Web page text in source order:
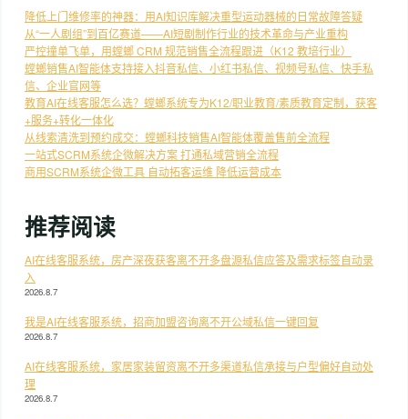
降低上门维修率的神器：用AI知识库解决重型运动器械的日常故障答疑
从“一人剧组”到百亿赛道——AI短剧制作行业的技术革命与产业重构
严控撞单飞单，用螳螂 CRM 规范销售全流程跟进（K12 教培行业）
螳螂销售AI智能体支持接入抖音私信、小红书私信、视频号私信、快手私
信、企业官网等
教育AI在线客服怎么选？螳螂系统专为K12/职业教育/素质教育定制，获客
+服务+转化一体化
从线索清洗到预约成交：螳螂科技销售AI智能体覆盖售前全流程
一站式SCRM系统企微解决方案 打通私域营销全流程
商用SCRM系统企微工具 自动拓客运维 降低运营成本
推荐阅读
AI在线客服系统，房产深夜获客离不开多盘源私信应答及需求标签自动录
入
2026.8.7
我是AI在线客服系统，招商加盟咨询离不开公域私信一键回复
2026.8.7
AI在线客服系统，家居家装留资离不开多渠道私信承接与户型偏好自动处
理
2026.8.7